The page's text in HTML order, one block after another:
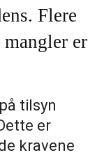
Flere
er
tilsyn
er
kravene